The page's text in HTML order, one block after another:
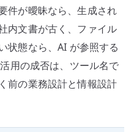
件が曖昧なら、生成され
内文書が古く、ファイル
状態なら、AI が参照する
用の成否は、ツール名で
前の業務設計と情報設計